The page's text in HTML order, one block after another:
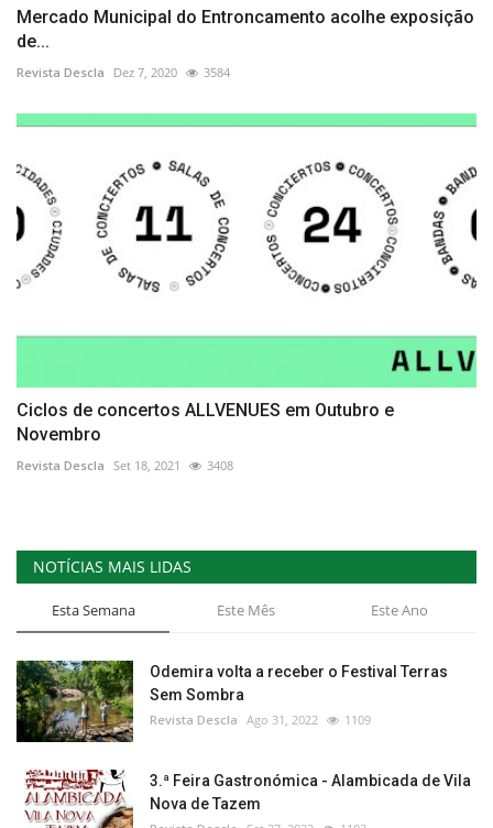
Mercado Municipal do Entroncamento acolhe exposição
de...
Revista Descla Dez 7, 2020 3584
Ciclos de concertos ALLVENUES em Outubro e
Novembro
Revista Descla Set 18, 2021 3408
NOTÍCIAS MAIS LIDAS
Esta Semana Este Mês Este Ano
Odemira volta a receber o Festival Terras
Sem Sombra
Revista Descla Ago 31, 2022 1109
3.ª Feira Gastronómica - Alambicada de Vila
Nova de Tazem